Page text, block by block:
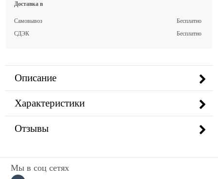
Доставка в
Самовывоз
Бесплатно
СДЭК
Бесплатно
Описание
Характеристики
Отзывы
Мы в соц сетях